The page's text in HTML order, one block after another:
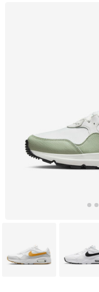
أبيض أبيض